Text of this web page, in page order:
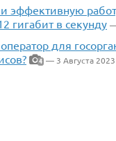
эффективную
гигабит в секунду
для
4 — 3 Августа 2023